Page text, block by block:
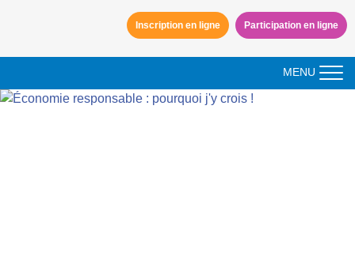
Participation en ligne
Inscription en ligne
MENU